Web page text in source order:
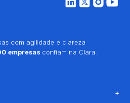
com agilidade e clareza
empresas confiam na Clara.